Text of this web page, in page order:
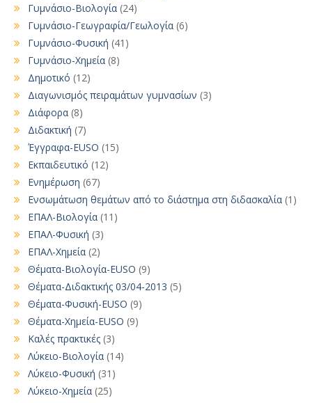
Γυμνάσιο-Βιολογία (24)
Γυμνάσιο-Γεωγραφία/Γεωλογία (6)
Γυμνάσιο-Φυσική (41)
Γυμνάσιο-Χημεία (8)
Δημοτικό (12)
Διαγωνισμός πειραμάτων γυμνασίων (3)
Διάφορα (8)
Διδακτική (7)
Έγγραφα-EUSO (15)
Εκπαιδευτικό (12)
Ενημέρωση (67)
Ενσωμάτωση θεμάτων από το διάστημα στη διδασκαλία (1)
ΕΠΑΛ-Βιολογία (11)
ΕΠΑΛ-Φυσική (3)
ΕΠΑΛ-Χημεία (2)
Θέματα-Βιολογία-EUSO (9)
Θέματα-Διδακτικής 03/04-2013 (5)
Θέματα-Φυσική-EUSO (9)
Θέματα-Χημεία-EUSO (9)
Καλές πρακτικές (3)
Λύκειο-Βιολογία (14)
Λύκειο-Φυσική (31)
Λύκειο-Χημεία (25)